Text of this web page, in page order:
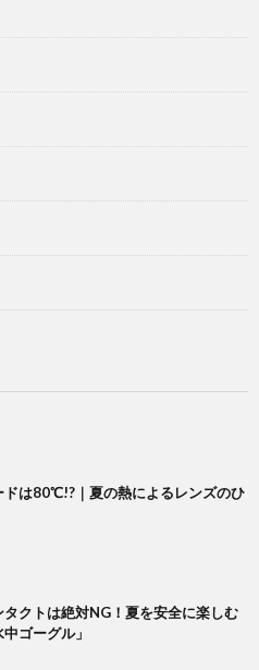
ドは80℃!?｜夏の熱によるレンズのひ
タクトは絶対NG！夏を安全に楽しむ
ゴーグル」